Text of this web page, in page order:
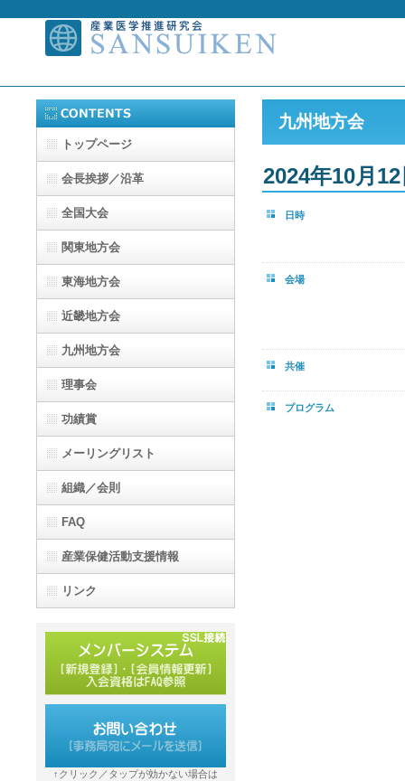
九州地方会
2024年10月
日時
会場
共催
プログラム
トップページ
会長挨拶／沿革
全国大会
関東地方会
東海地方会
近畿地方会
九州地方会
理事会
功績賞
メーリングリスト
組織／会則
FAQ
産業保健活動支援情報
リンク
↑クリック／タップが効かない場合は